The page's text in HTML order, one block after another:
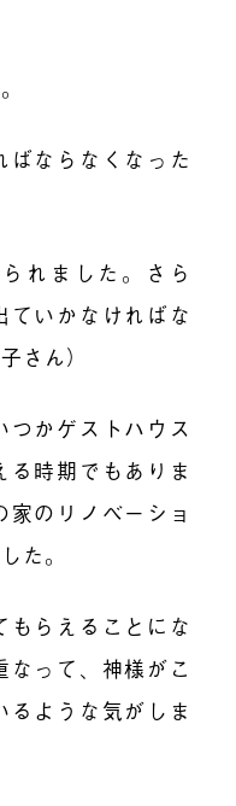
ばならなくなった
れました。さら
ていかなければな
さん）
つかゲストハウス
る時期でもありま
家のリノベーショ
た。
もらえることにな
なって、神様がこ
るような気がしま